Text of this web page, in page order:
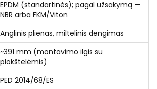
EPDM (standartinės); pagal užsakymą —
NBR arba FKM/Viton
Anglinis plienas, miltelinis dengimas
~391 mm (montavimo ilgis su
plokštelėmis)
PED 2014/68/ES